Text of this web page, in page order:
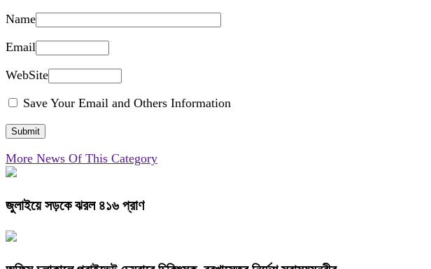
Name
Email
WebSite
Save Your Email and Others Information
More News Of This Category
জুলাইয়ে সড়কে ঝরল ৪১৬ প্রাণ